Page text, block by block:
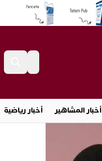
أخبار المشاهير أخبار رياضية